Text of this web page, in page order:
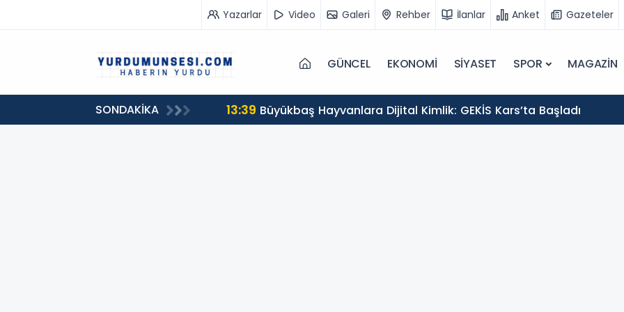
Yazarlar Video Galeri Rehber İlanlar Anket Gazeteler
GÜNCEL EKONOMİ SİYASET SPOR MAGAZİN
SONDAKİKA
milyon 549 bin 594 TL. bağış 13:39 Büyükbaş Hayvanlara Dijital Kimlik: GEKİS Kars’ta Başladı